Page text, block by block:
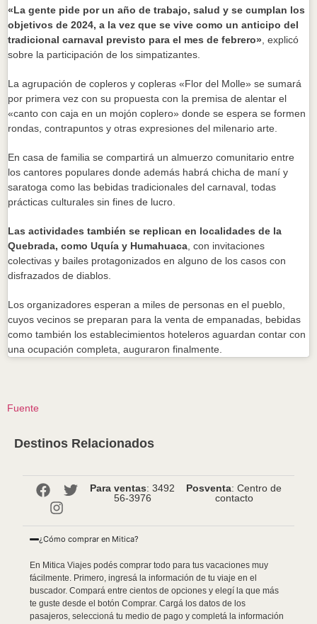
«La gente pide por un año de trabajo, salud y se cumplan los
objetivos de 2024, a la vez que se vive como un anticipo del
tradicional carnaval previsto para el mes de febrero» , explicó
sobre la participación de los simpatizantes.
La agrupación de copleros y copleras «Flor del Molle» se sumará
por primera vez con su propuesta con la premisa de alentar el
«canto con caja en un mojón coplero» donde se espera se formen
rondas, contrapuntos y otras expresiones del milenario arte.
En casa de familia se compartirá un almuerzo comunitario entre
los cantores populares donde además habrá chicha de maní y
saratoga como las bebidas tradicionales del carnaval, todas
prácticas culturales sin fines de lucro.
Las actividades también se replican en localidades de la
Quebrada, como Uquía y Humahuaca , con invitaciones
colectivas y bailes protagonizados en alguno de los casos con
disfrazados de diablos.
Los organizadores esperan a miles de personas en el pueblo,
cuyos vecinos se preparan para la venta de empanadas, bebidas
como también los establecimientos hoteleros aguardan contar con
una ocupación completa, auguraron finalmente.
Fuente
Destinos Relacionados
Para ventas: 3492
56-3976
Posventa: Centro de
contacto
¿Cómo comprar en Mitica?
En Mitica Viajes podés comprar todo para tus vacaciones muy
fácilmente. Primero, ingresá la información de tu viaje en el
buscador. Compará entre cientos de opciones y elegí la que más
te guste desde el botón Comprar. Cargá los datos de los
pasajeros, seleccioná tu medio de pago y completá la información